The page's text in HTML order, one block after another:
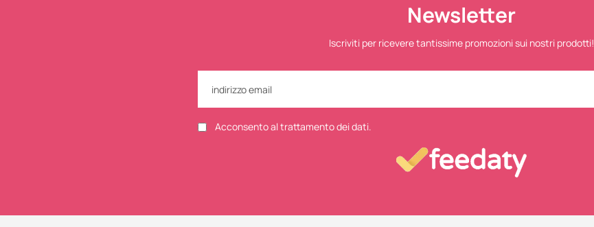
Newsletter
Iscriviti per ricevere tantissime promozioni sui nostri prodotti!
Acconsento al trattamento dei dati.